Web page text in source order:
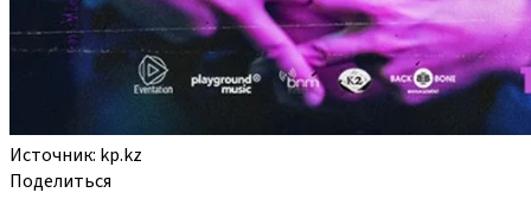
Источник: kp.kz
Поделиться